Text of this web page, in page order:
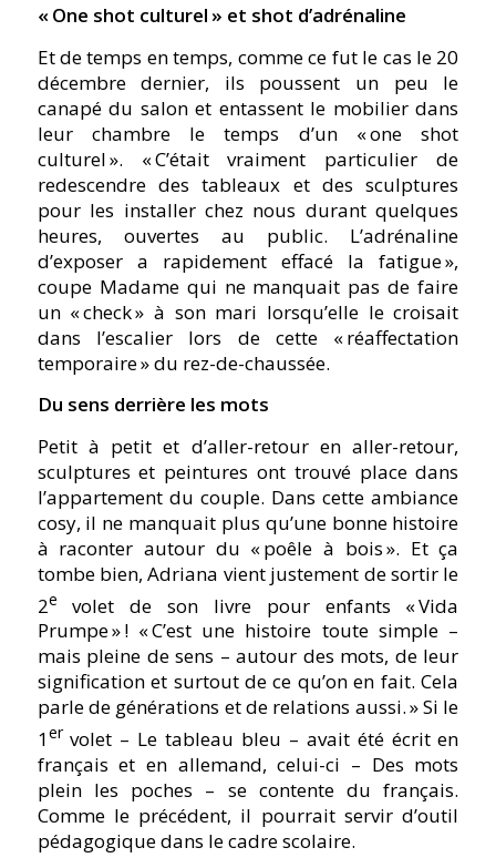
« One shot culturel » et shot d’adrénaline
Et de temps en temps, comme ce fut le cas le 20
décembre dernier, ils poussent un peu le
canapé du salon et entassent le mobilier dans
leur chambre le temps d’un « one shot
culturel ». « C’était vraiment particulier de
redescendre des tableaux et des sculptures
pour les installer chez nous durant quelques
heures, ouvertes au public. L’adrénaline
d’exposer a rapidement effacé la fatigue »,
coupe Madame qui ne manquait pas de faire
un « check » à son mari lorsqu’elle le croisait
dans l’escalier lors de cette « réaffectation
temporaire » du rez-de-chaussée.
Du sens derrière les mots
Petit à petit et d’aller-retour en aller-retour,
sculptures et peintures ont trouvé place dans
l’appartement du couple. Dans cette ambiance
cosy, il ne manquait plus qu’une bonne histoire
à raconter autour du « poêle à bois ». Et ça
tombe bien, Adriana vient justement de sortir le
2e
volet de son livre pour enfants « Vida
Prumpe » ! « C’est une histoire toute simple –
mais pleine de sens – autour des mots, de leur
signification et surtout de ce qu’on en fait. Cela
parle de générations et de relations aussi. » Si le
1ervolet – Le tableau bleu – avait été écrit en
français et en allemand, celui-ci – Des mots
plein les poches – se contente du français.
Comme le précédent, il pourrait servir d’outil
pédagogique dans le cadre scolaire.